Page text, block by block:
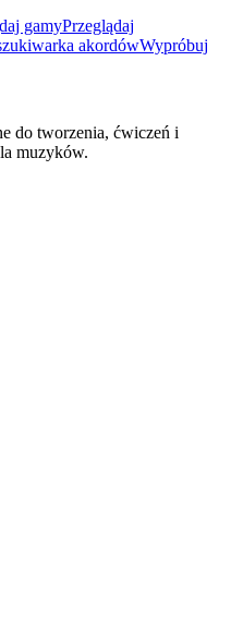
gamyPrzeglądaj
akordówWypróbuj
do tworzenia, ćwiczeń i
muzyków.